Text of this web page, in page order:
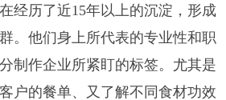
经历了近15年以上的沉淀，形成
。他们身上所代表的专业性和职
制作企业所紧盯的标签。尤其是
户的餐单、又了解不同食材功效